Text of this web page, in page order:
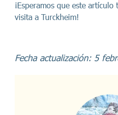
¡Esperamos que este
visita a Turckheim!
Fecha actualización: 5